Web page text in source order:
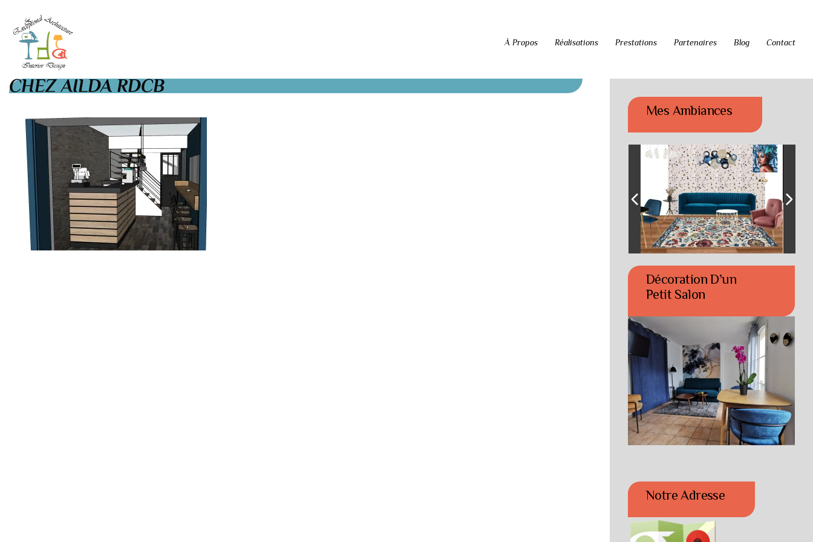
À Propos Réalisations Prestations Partenaires Blog Contact
CHEZ AILDA RDCB
Mes Ambiances
Décoration D’un
Petit Salon
Notre Adresse